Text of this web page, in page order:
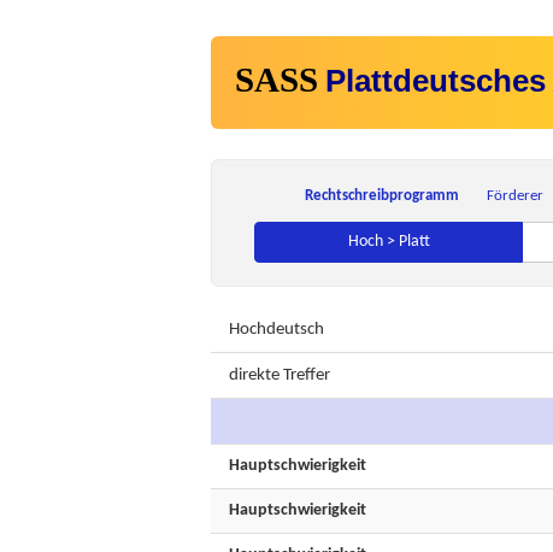
SASS Plattdeutsches
Rechtschreibprogramm Förderer
Hoch > Platt
Hochdeutsch
direkte Treffer
Hauptschwierigkeit
Hauptschwierigkeit